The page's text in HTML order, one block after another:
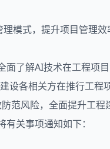
模式，提升项目管理
了解AI技术在工程项目
设各相关方在推行工程
范风险，全面提升工
关事项通知如下：